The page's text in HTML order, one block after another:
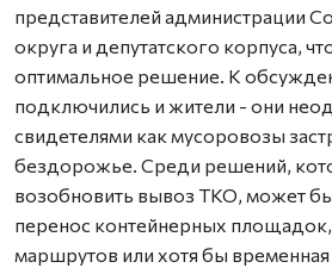
представителей администрации
округа и депутатского корпуса,
оптимальное решение. К
подключились и жители - они
свидетелями как мусоровозы
бездорожье. Среди решений,
возобновить вывоз ТКО, может
перенос контейнерных
маршрутов или хотя бы